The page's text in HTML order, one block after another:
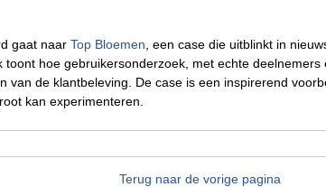
gaat naar Top Bloemen , een case die uitblinkt in
toont hoe gebruikersonderzoek, met echte
van de klantbeleving. De case is een inspirerend
kan experimenteren.
Terug naar de vorige pagina